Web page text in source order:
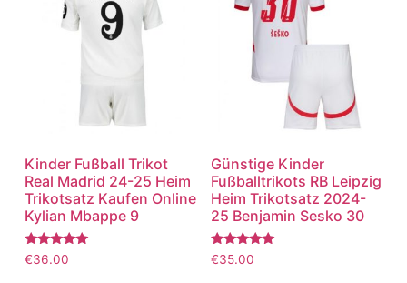
Kinder Fußball Trikot
Real Madrid 24-25 Heim
Trikotsatz Kaufen Online
Kylian Mbappe 9
Bewertet
mit
€36.00
Günstige Kinder
Fußballtrikots RB Leipzig
Heim Trikotsatz 2024-
25 Benjamin Sesko 30
Bewertet
mit
€35.00